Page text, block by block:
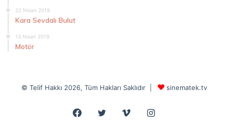
22 Nisan 2019
Kara Sevdalı Bulut
13 Nisan 2019
Motör
© Telif Hakkı 2026, Tüm Hakları Saklıdır | sinematek.tv
Facebook
Twitter VimeoInstagram